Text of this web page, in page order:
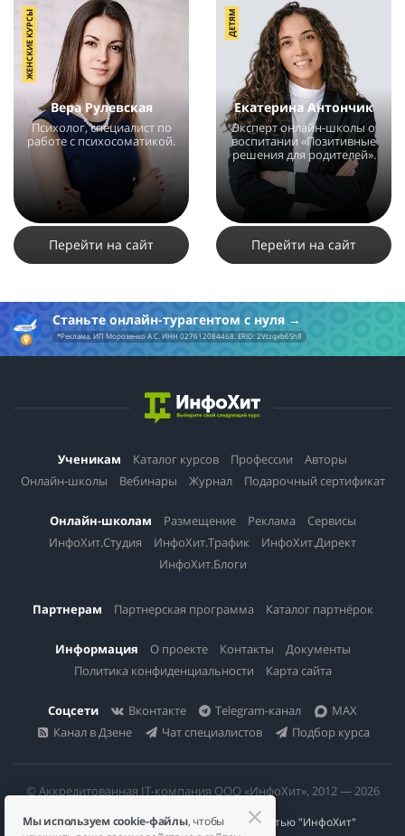
просто сказать спасибо-недостаточно. Люди вложили во все
это частичку своей души. Тут нет сомнений. Хотела коротко, не
получилось. Искренно всем рекомендую. Большое спасибо
всей команде!
Вера Рулевская
Психолог, специалист по
работе с психосоматикой.
3128 11
ЖЕНСКИЕ КУРСЫ
Перейти на сайт
Екатерина Антончик
Эксперт онлайн-школы о
воспитании «Позитивные
решения для родителей».
2843
ДЕТЯМ
Перейти на сайт
Станьте онлайн-турагентом с нуля
*Реклама. ИП Морозенко А.С. ИНН 027612084468. ERID: 2Vtzqxb6Sh8
Ученикам Каталог курсов Профессии
Авторы
Онлайн-школы
Вебинары Журнал Подарочный сертификат
Онлайн-школам Размещение Реклама
Сервисы
ИнфоХит.Студия
ИнфоХит.Трафик
ИнфоХит.Директ
ИнфоХит.Блоги
Партнерам Партнерская программа Каталог партнёрок
Информация О проекте Контакты
Документы
Политика конфиденциальности
Карта сайта
Соцсети Вконтакте Telegram-канал
MAX
Канал в Дзене
Чат специалистов Подбор курса
© Аккредитованная IT-компания ООО «ИнфоХит», 2012 — 2026
Общество с ограниченной ответственностью "ИнфоХит"
Мы используем cookie-файлы, чтобы